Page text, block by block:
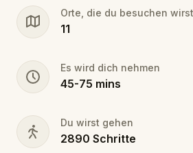
Orte, die du besuchen wirst
11
Es wird dich nehmen
45-75 mins
Du wirst gehen
2890 Schritte